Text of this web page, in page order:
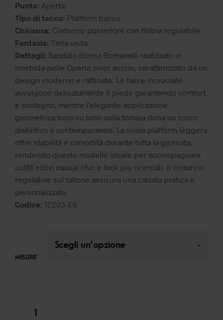
Punta: Aperta
Tipo di tacco: Platform basso
Chiusura: Cinturino posteriore con fibbia regolabile
Fantasia: Tinta unita
Dettagli: Sandalo donna Romanelli realizzato in
morbida pelle Operla color avorio, caratterizzato da un
design moderno e raffinato. Le fasce incrociate
avvolgono delicatamente il piede garantendo comfort
e sostegno, mentre l’elegante applicazione
geometrica tono su tono sulla tomaia dona un tocco
distintivo e contemporaneo. La suola platform leggera
offre stabilità e comodità durante tutta la giornata,
rendendo questo modello ideale per accompagnare
outfit estivi casual chic e look più ricercati. Il cinturino
regolabile sul tallone assicura una calzata pratica e
personalizzata.
Codice: 12203-E6
MISURE